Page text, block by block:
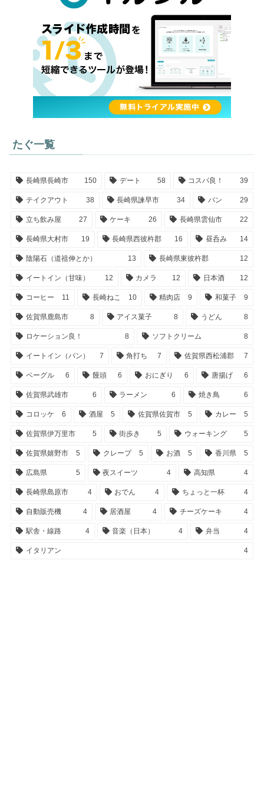
たぐ一覧
長崎県長崎市 150 デート 58 コスパ良！ 39
テイクアウト 38 長崎県諫早市 34 パン 29
立ち飲み屋 27 ケーキ 26 長崎県雲仙市 22
長崎県大村市 19 長崎県西彼杵郡 16 昼呑み 14
陰陽石（道祖伸とか） 13 長崎県東彼杵郡 12
イートイン（甘味） 12 カメラ 12 日本酒 12
コーヒー 11 長崎ねこ 10 精肉店 9 和菓子 9
佐賀県鹿島市 8 アイス菓子 8 うどん 8
ロケーション良！ 8 ソフトクリーム 8
イートイン（パン） 7 角打ち 7 佐賀県西松浦郡 7
ベーグル 6 饅頭 6 おにぎり 6 唐揚げ 6
佐賀県武雄市 6 ラーメン 6 焼き鳥 6
コロッケ 6 酒屋 5 佐賀県佐賀市 5 カレー 5
佐賀県伊万里市 5 街歩き 5 ウォーキング 5
佐賀県嬉野市 5 クレープ 5 お酒 5 香川県 5
広島県 5 夜スイーツ 4 高知県 4
長崎県島原市 4 おでん 4 ちょっと一杯 4
自動販売機 4 居酒屋 4 チーズケーキ 4
駅舎・線路 4 音楽（日本） 4 弁当 4
イタリアン 4